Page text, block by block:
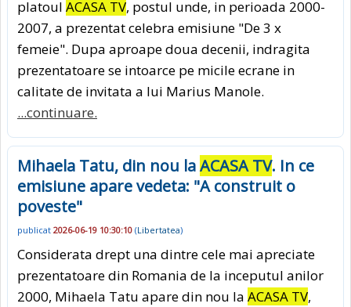
platoul ACASA TV, postul unde, in perioada 2000-
2007, a prezentat celebra emisiune "De 3 x
femeie". Dupa aproape doua decenii, indragita
prezentatoare se intoarce pe micile ecrane in
calitate de invitata a lui Marius Manole.
...continuare.
Mihaela Tatu, din nou laACASA TV. In ce
emisiune apare vedeta: "A construit o
poveste"
publicat 2026-06-19 10:30:10 (Libertatea)
Considerata drept una dintre cele mai apreciate
prezentatoare din Romania de la inceputul anilor
2000, Mihaela Tatu apare din nou la ACASA TV,